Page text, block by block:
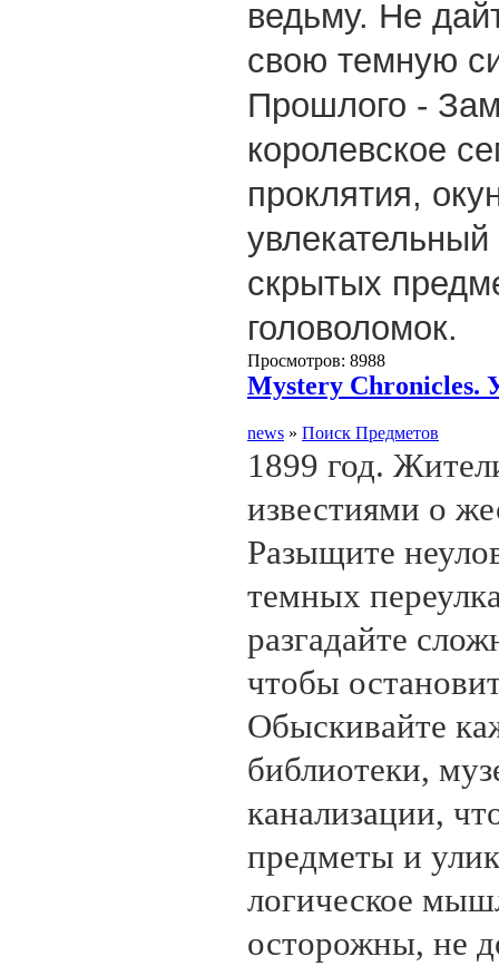
ведьму. Не
свою темную
Прошлого -
королевское
проклятия,
скрытых
головоломок.
Просмотров: 8988
Mystery Chronicles.
news » Поиск Предметов
1899 год.
известиями о
Разыщите
темных
разгадайте
чтобы
Обыскивайте
библиотеки,
канализации,
предметы и
логическое
осторожны, не